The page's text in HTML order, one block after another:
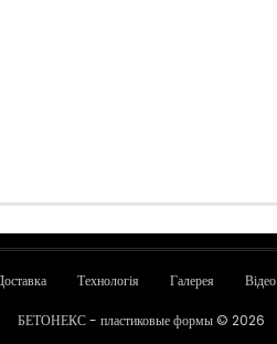
Технологія Галерея Відео
БЕТОНЕКС - пластиковые формы © 2026